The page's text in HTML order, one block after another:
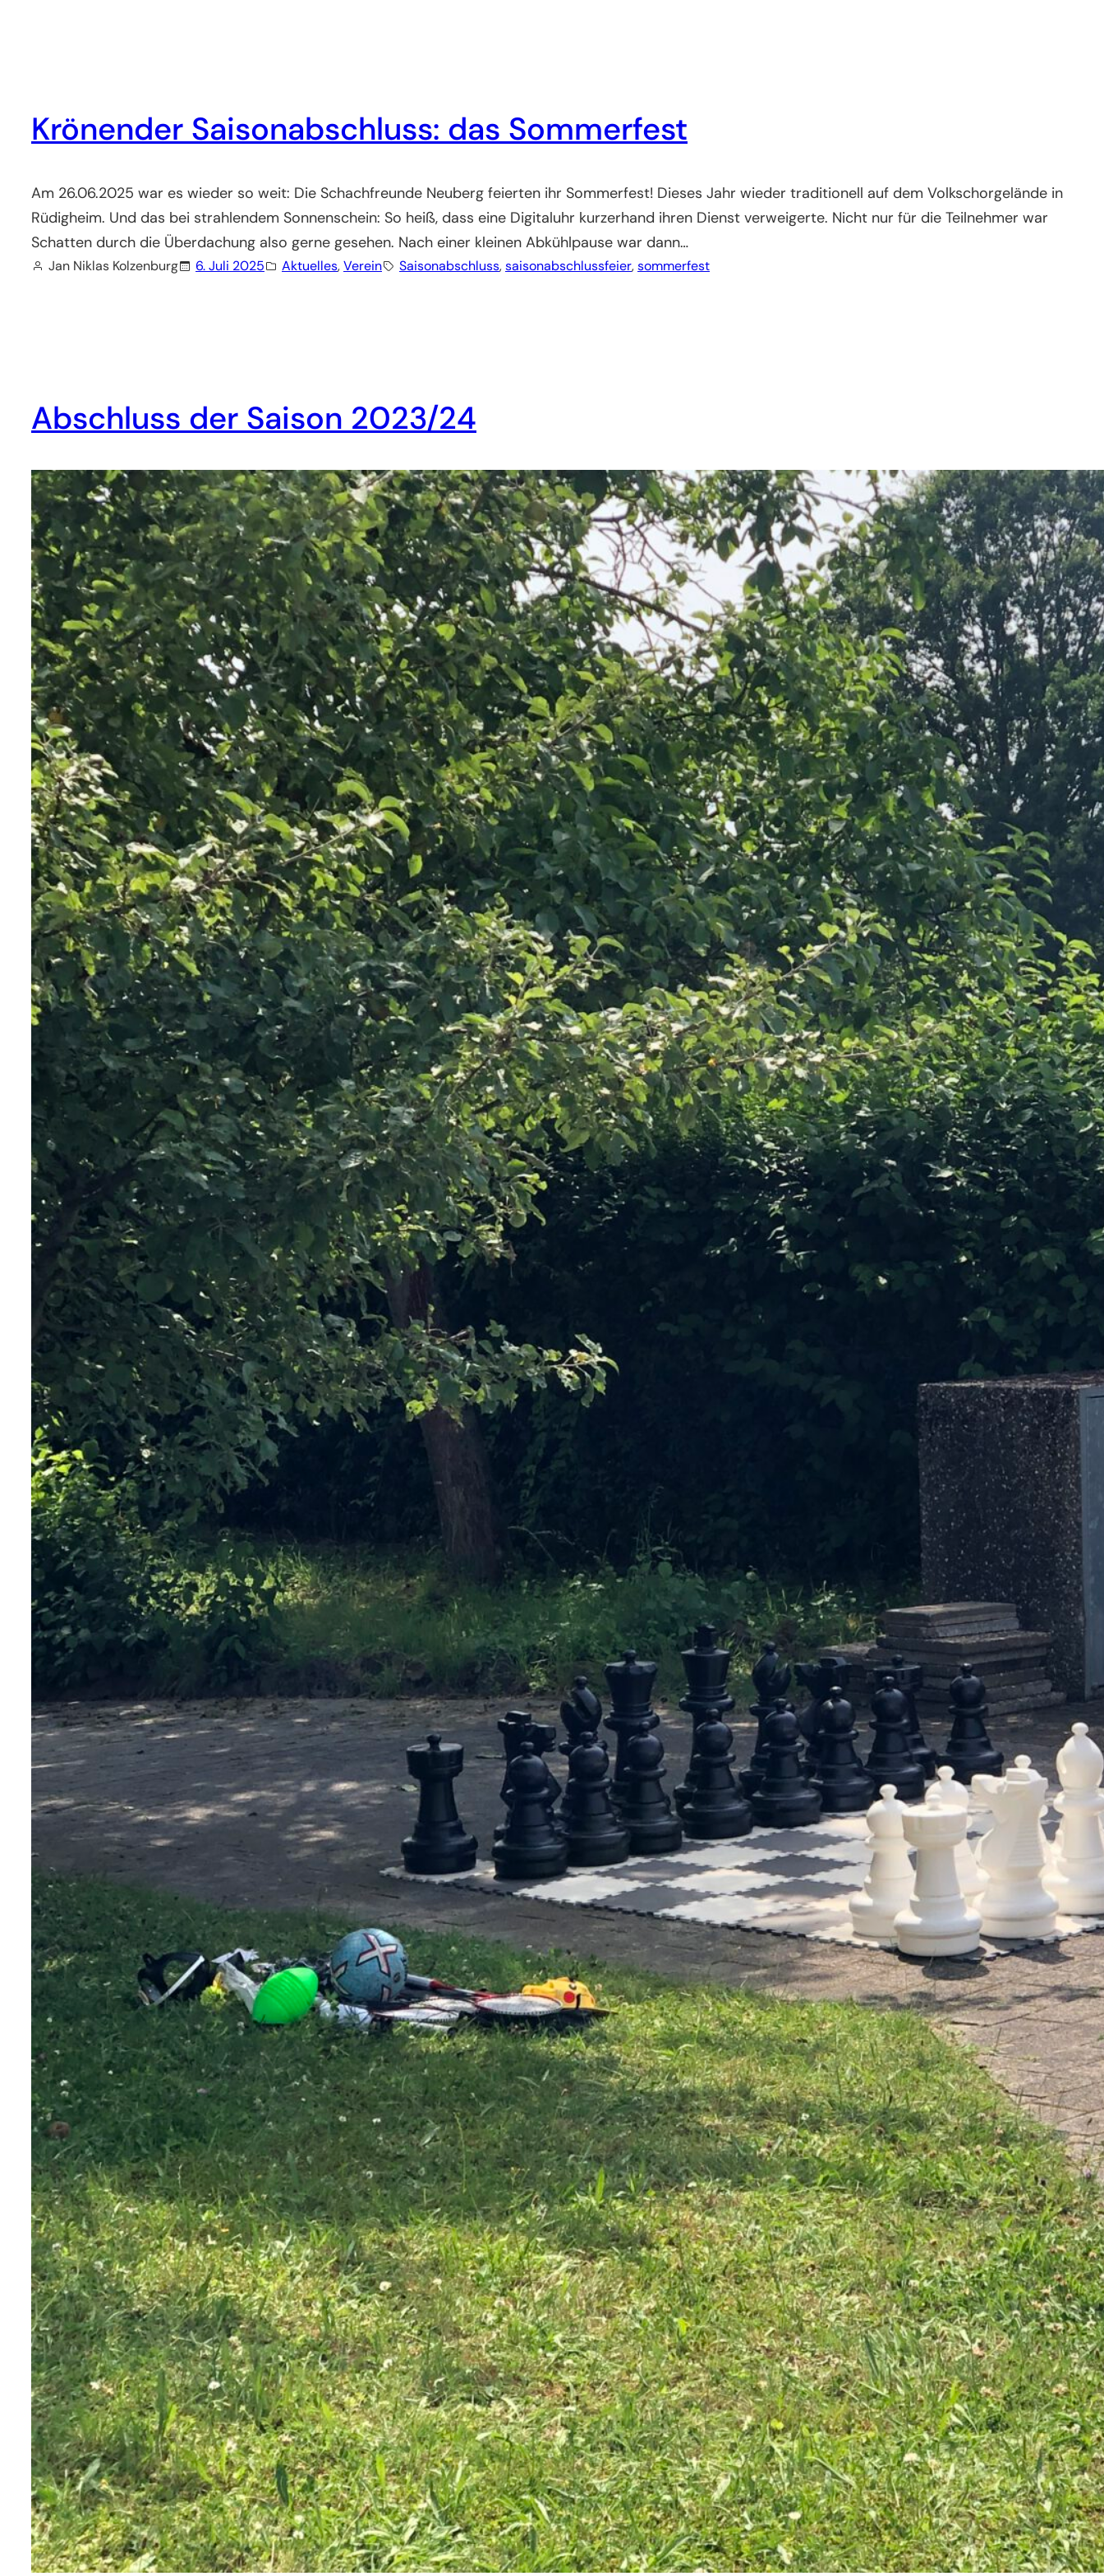
Krönender Saisonabschluss: das Sommerfest
Am 26.06.2025 war es wieder so weit: Die Schachfreunde Neuberg feierten ihr Sommerfest! Dieses Jahr wieder traditionell auf dem Volkschorgelände in
Rüdigheim. Und das bei strahlendem Sonnenschein: So heiß, dass eine Digitaluhr kurzerhand ihren Dienst verweigerte. Nicht nur für die Teilnehmer war
Schatten durch die Überdachung also gerne gesehen. Nach einer kleinen Abkühlpause war dann…
Jan Niklas Kolzenburg 6. Juli 2025 Aktuelles, Verein Saisonabschluss, saisonabschlussfeier, sommerfest
Abschluss der Saison 2023/24